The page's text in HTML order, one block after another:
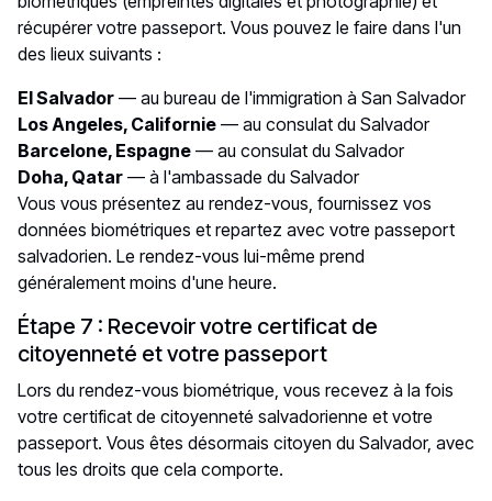
récupérer votre passeport. Vous pouvez le faire dans l'un
des lieux suivants :
El Salvador — au bureau de l'immigration à San Salvador
Los Angeles, Californie — au consulat du Salvador
Barcelone, Espagne — au consulat du Salvador
Doha, Qatar — à l'ambassade du Salvador
Vous vous présentez au rendez-vous, fournissez vos
données biométriques et repartez avec votre passeport
salvadorien. Le rendez-vous lui-même prend
généralement moins d'une heure.
Étape 7 : Recevoir votre certificat de
citoyenneté et votre passeport
Lors du rendez-vous biométrique, vous recevez à la fois
votre certificat de citoyenneté salvadorienne et votre
passeport. Vous êtes désormais citoyen du Salvador, avec
tous les droits que cela comporte.